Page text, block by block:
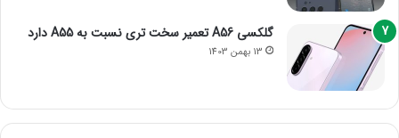
گلکسی A56 تعمیر سخت تری نسبت به A55 دارد
13 بهمن 1403